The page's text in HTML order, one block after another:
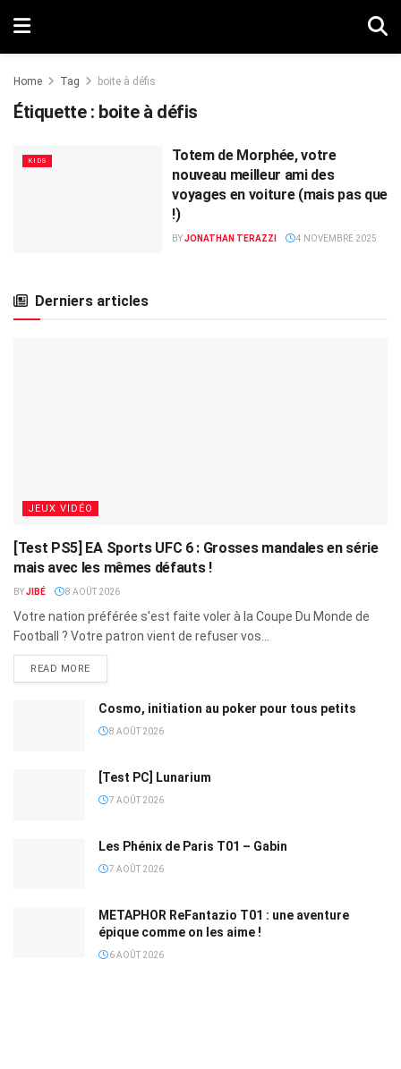
Home Tag boite à défis
Étiquette : boite à défis
KIDS
Totem de Morphée, votre
nouveau meilleur ami des
voyages en voiture (mais pas que
!)
BYJONATHAN TERAZZI 4 NOVEMBRE 2025
Derniers articles
JEUX VIDÉO
[Test PS5] EA Sports UFC 6 : Grosses mandales en série
mais avec les mêmes défauts !
BYJIBÉ 8 AOÛT 2026
Votre nation préférée s'est faite voler à la Coupe Du Monde de
Football ? Votre patron vient de refuser vos...
READ MORE
Cosmo, initiation au poker pour tous petits
8 AOÛT 2026
[Test PC] Lunarium
7 AOÛT 2026
Les Phénix de Paris T01 – Gabin
7 AOÛT 2026
METAPHOR ReFantazio T01 : une aventure
épique comme on les aime !
6 AOÛT 2026